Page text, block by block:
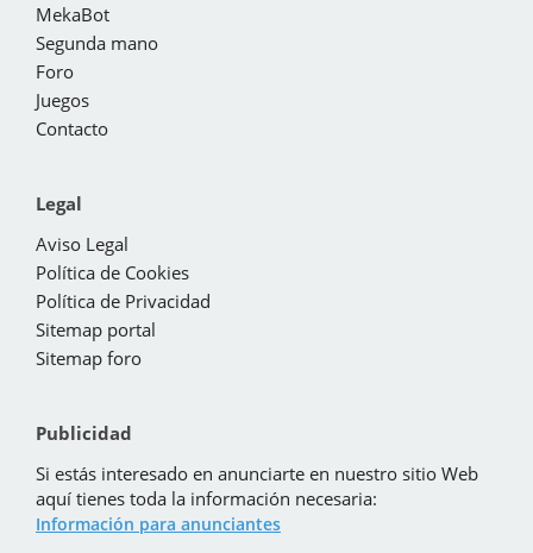
MekaBot
Segunda mano
Foro
Juegos
Contacto
Legal
Aviso Legal
Política de Cookies
Política de Privacidad
Sitemap portal
Sitemap foro
Publicidad
Si estás interesado en anunciarte en nuestro sitio Web
aquí tienes toda la información necesaria:
Información para anunciantes